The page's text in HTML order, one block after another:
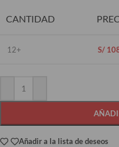
CANTIDAD
12+ S/
Añadir a la lista de deseos